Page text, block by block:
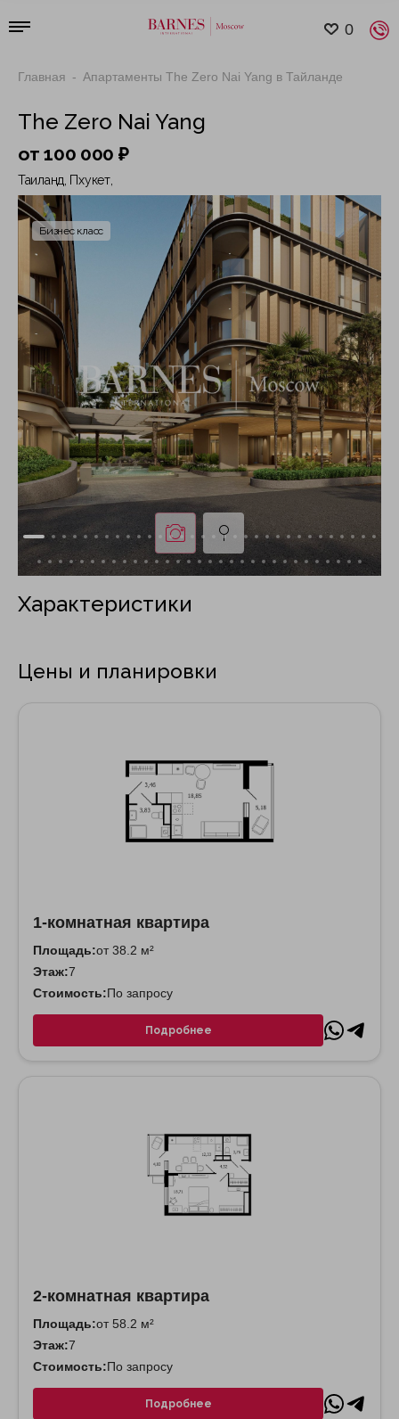
0
Главная Апартаменты The Zero Nai Yang в Тайланде
The Zero Nai Yang
от 100 000 ₽
Таиланд, Пхукет,
Бизнес класс
Характеристики
Цены и планировки
1-комнатная квартира
Площадь:от 38.2 м²
Этаж:7
Стоимость:По запросу
Подробнее
2-комнатная квартира
Площадь:от 58.2 м²
Этаж:7
Стоимость:По запросу
Подробнее